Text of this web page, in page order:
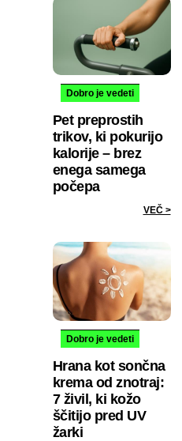
Dobro je vedeti
Pet preprostih
trikov, ki pokurijo
kalorije – brez
enega samega
počepa
VEČ >
Dobro je vedeti
Hrana kot sončna
krema od znotraj:
7 živil, ki kožo
ščitijo pred UV
žarki